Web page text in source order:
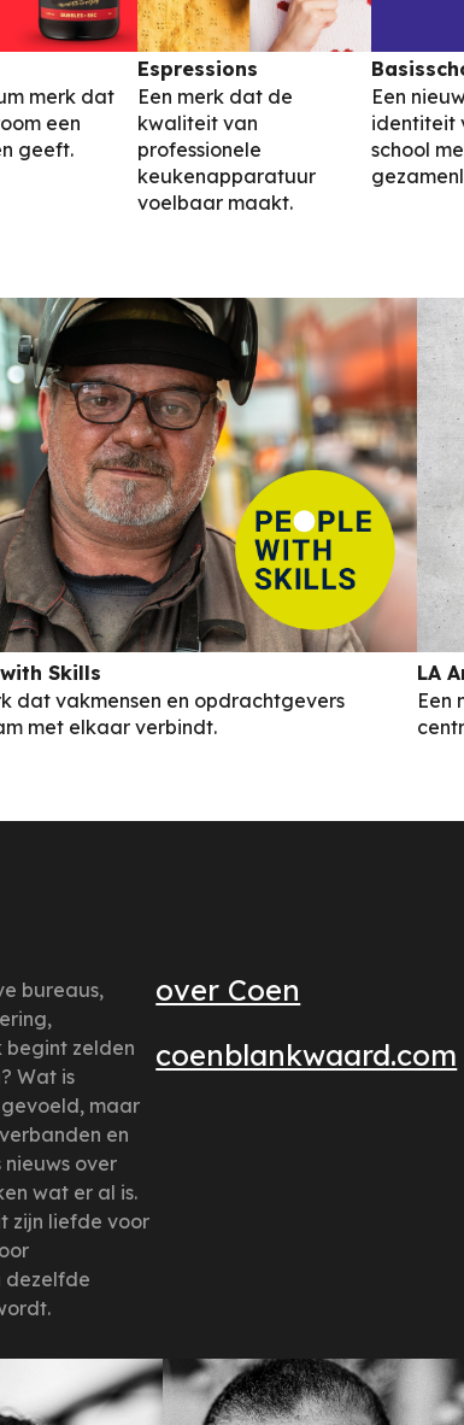
merk dat
een
geeft.
Espressions
Een merk dat de
kwaliteit van
professionele
keukenapparatuur
voelbaar maakt.
Een
identiteit
school
Skills
dat vakmensen en opdrachtgevers
met elkaar verbindt.
LA
Een
bureaus,
begint zelden
Wat is
maar
en
over
wat er al is.
zijn liefde voor
dezelfde
over Coen
coenblankwaard.com